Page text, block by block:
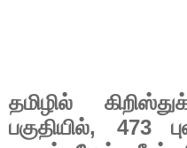
தமிழில்
பகுதியில், 473